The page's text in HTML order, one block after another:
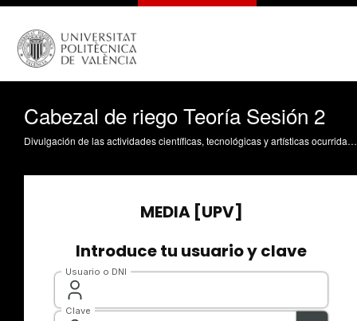
Cabezal de riego Teoría Sesión 2
Divulgación de las actividades científicas, tecnológicas y artísticas ocurridas en los tres campus de la UPV